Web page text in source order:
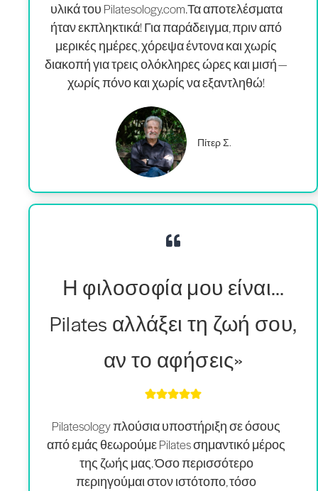
υλικά του Pilatesology.com.Τα αποτελέσματα
ήταν εκπληκτικά! Για παράδειγμα, πριν από
μερικές ημέρες, χόρεψα έντονα και χωρίς
διακοπή για τρεις ολόκληρες ώρες και μισή —
χωρίς πόνο και χωρίς να εξαντληθώ!
Πίτερ Σ.
Η φιλοσοφία μου είναι…
Pilates αλλάξει τη ζωή σου,
αν το αφήσεις»
Pilatesology πλούσια υποστήριξη σε όσους
από εμάς θεωρούμε Pilates σημαντικό μέρος
της ζωής μας. Όσο περισσότερο
περιηγούμαι στον ιστότοπο, τόσο